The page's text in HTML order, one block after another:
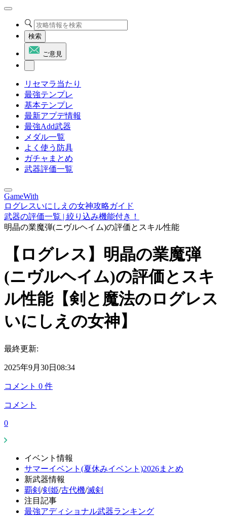
検索
ご意見
リセマラ当たり
最強テンプレ
基本テンプレ
最新アプデ情報
最強Add武器
メダル一覧
よく使う防具
ガチャまとめ
武器評価一覧
GameWith
ログレスいにしえの女神攻略ガイド
武器の評価一覧 | 絞り込み機能付き！
明晶の業魔弾(ニヴルヘイム)の評価とスキル性能
【ログレス】明晶の業魔弾
(ニヴルヘイム)の評価とスキ
ル性能【剣と魔法のログレス
いにしえの女神】
最終更新:
2025年9月30日08:34
コメント 0 件
コメント
0
イベント情報
サマーイベント(夏休みイベント)2026まとめ
新武器情報
覇剣 /剣姫/古代機/滅剣
注目記事
最強アディショナル武器ランキング